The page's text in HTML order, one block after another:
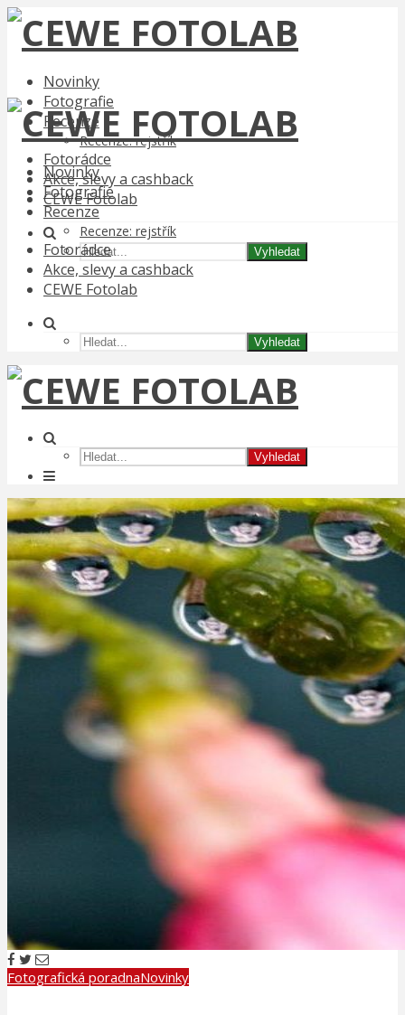
Novinky
Fotografie
Recenze
Recenze: rejstřík
Fotorádce
Akce, slevy a cashback
CEWE Fotolab
Vyhledat
Novinky
Fotografie
Recenze
Recenze: rejstřík
Fotorádce
Akce, slevy a cashback
CEWE Fotolab
Vyhledat
Vyhledat
Fotografická poradnaNovinky